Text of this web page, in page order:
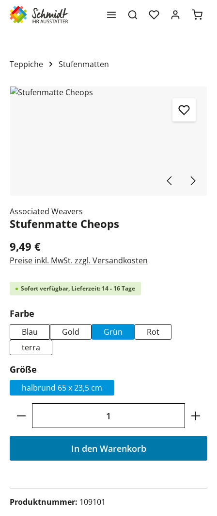
springen
Teppiche Stufenmatten
Bildergalerie überspringen
Associated Weavers
Stufenmatte Cheops
9,49 €
Preise inkl. MwSt. zzgl. Versandkosten
Sofort verfügbar, Lieferzeit: 14 - 16 Tage
Farbe
Blau Gold Grün
Rot
terra
Größe
halbrund 65 x 23,5 cm
Produkt Anzahl: Gib den gewünschten
In den Warenkorb
Produktnummer: 109101